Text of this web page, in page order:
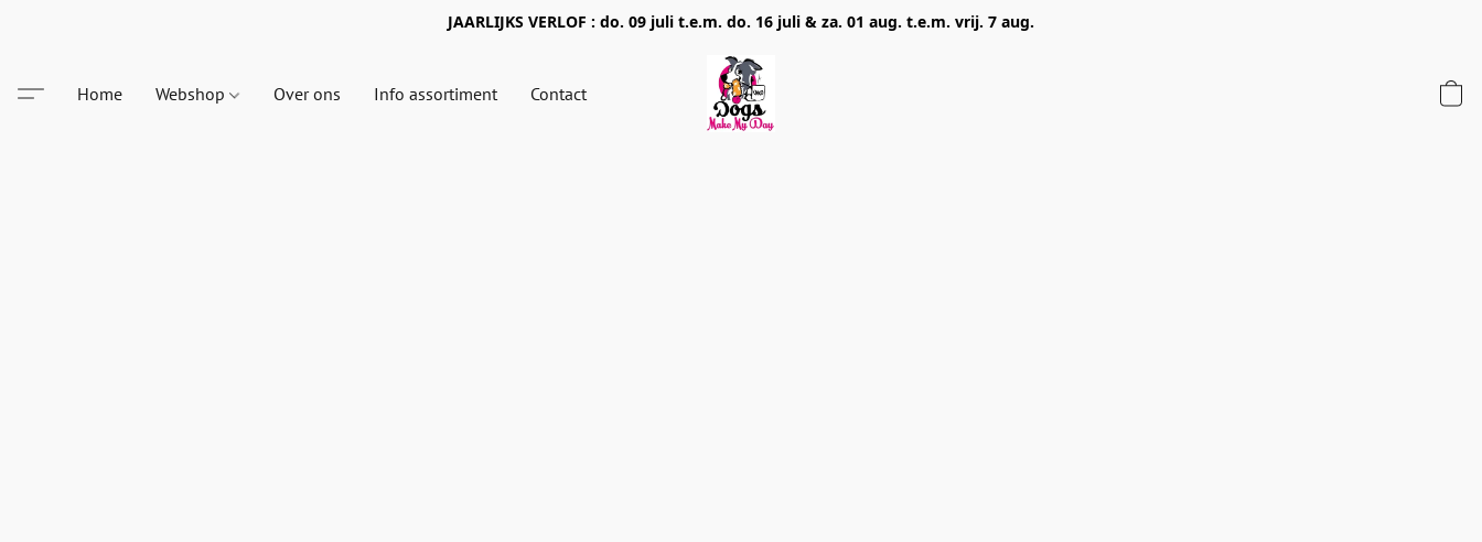
JAARLIJKS VERLOF : do. 09 juli t.e.m. do. 16 juli & za. 01 aug. t.e.m. vrij. 7 aug.
Home Webshop Over ons Info assortiment Contact